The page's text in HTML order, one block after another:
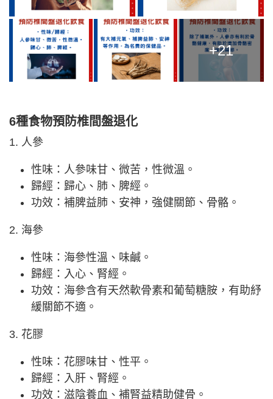
+21
6種食物預防椎間盤退化
1. 人參
性味：人參味甘、微苦，性微溫。
歸經：歸心、肺、脾經。
功效：補脾益肺、安神，強健關節、骨骼。
2. 海參
性味：海參性溫、味鹹。
歸經：入心、腎經。
功效：海參含有天然軟骨素和葡萄糖胺，有助紓
緩關節不適。
3. 花膠
性味：花膠味甘、性平。
歸經：入肝、腎經。
功效：滋陰養血、補腎益精助健骨。